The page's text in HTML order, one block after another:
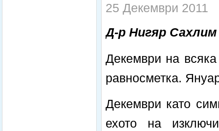
25 Декември 2011
Д-р Нигяр Сахлим
Декември на
равносметка.
Декември като
ехото на